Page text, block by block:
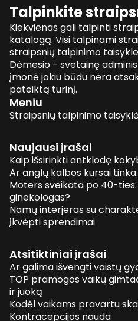
Talpinkite
Kiekvienas gali talpinti
katalogą. Visi talpinami
straipsnių talpinimo
Dėmesio - svetainę
įmonė jokiu būdu nėra
pateiktą turinį.
Meniu
Straipsnių talpinimo
Naujausi įrašai
Kaip išsirinkti antklodę
Ar anglų kalbos kursai tinka
Moters sveikata po 40-
ginekologas?
Namų interjeras su
įkvėpti sprendimai
Atsitiktiniai įrašai
Ar galima išvengti vaistų
TOP pramogos vaikų
ir juoką
Kodėl vaikams pravartu
Kontracepcijos nauda